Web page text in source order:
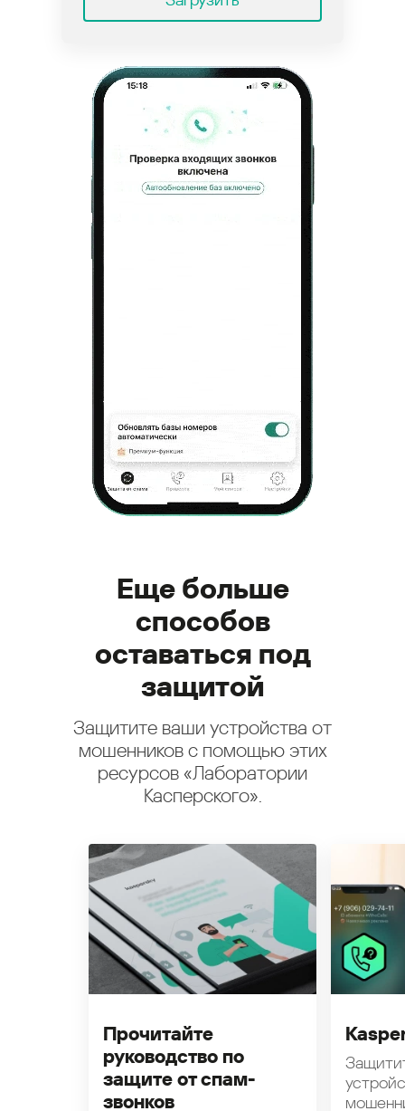
Еще больше
способов
оставаться под
защитой
Защитите ваши устройства от
мошенников с помощью этих
ресурсов «Лаборатории
Касперского».
Прочитайте
руководство по
защите от спам-
звонков